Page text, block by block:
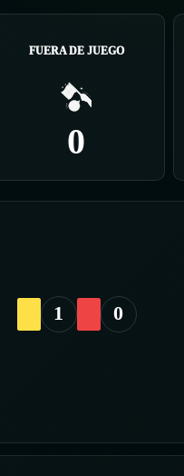
FUERA DE JUEGO
0
1 0